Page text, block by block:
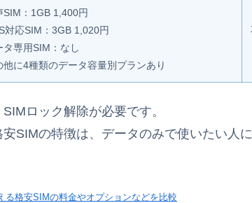
SIM：1GB 1,400円
対応SIM：3GB 1,020円
タ専用SIM：なし
他に4種類のデータ容量別プランあり
ロック解除が必要です。
SIMの特徴は、データのみで使いたい人
る格安SIMの料金やオプションなどを比較